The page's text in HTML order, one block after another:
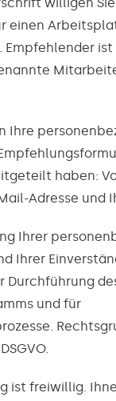
einen
Empfehlender ist
Ihre
haben:
Adresse und
Ihrer
Ihrer
Durchführung
und für
ist freiwillig.